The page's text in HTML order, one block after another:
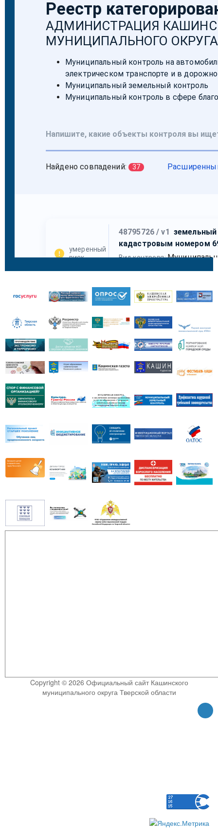
Copyright © 2026 Официальный сайт Кашинского
муниципального округа Тверской области